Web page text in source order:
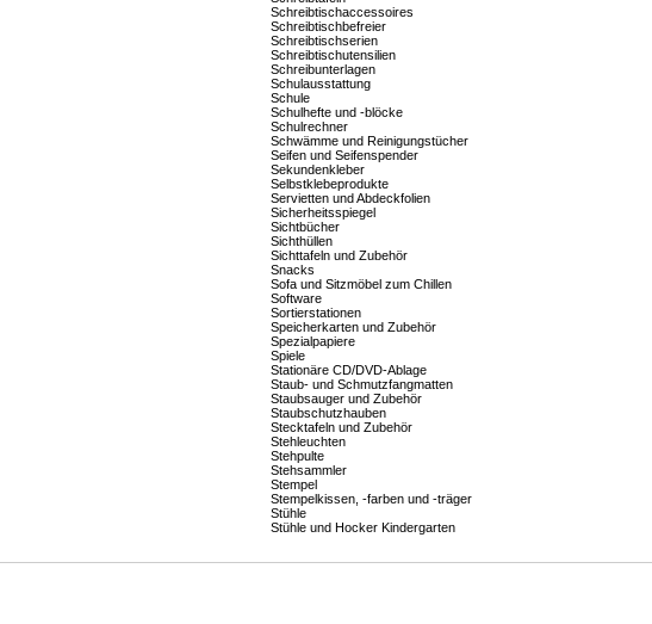
Schreibtischaccessoires
Schreibtischbefreier
Schreibtischserien
Schreibtischutensilien
Schreibunterlagen
Schulausstattung
Schule
Schulhefte und -blöcke
Schulrechner
Schwämme und Reinigungstücher
Seifen und Seifenspender
Sekundenkleber
Selbstklebeprodukte
Servietten und Abdeckfolien
Sicherheitsspiegel
Sichtbücher
Sichthüllen
Sichttafeln und Zubehör
Snacks
Sofa und Sitzmöbel zum Chillen
Software
Sortierstationen
Speicherkarten und Zubehör
Spezialpapiere
Spiele
Stationäre CD/DVD-Ablage
Staub- und Schmutzfangmatten
Staubsauger und Zubehör
Staubschutzhauben
Stecktafeln und Zubehör
Stehleuchten
Stehpulte
Stehsammler
Stempel
Stempelkissen, -farben und -träger
Stühle
Stühle und Hocker Kindergarten